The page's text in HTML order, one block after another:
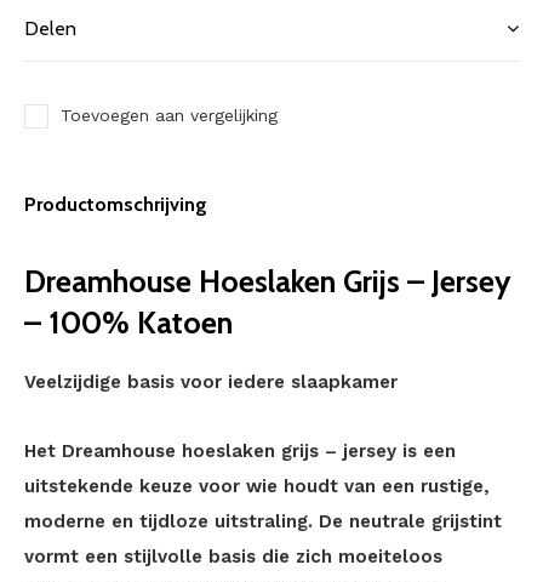
Delen
Toevoegen aan vergelijking
Productomschrijving
Dreamhouse Hoeslaken Grijs – Jersey
– 100% Katoen
Veelzijdige basis voor iedere slaapkamer
Het Dreamhouse hoeslaken grijs – jersey is een
uitstekende keuze voor wie houdt van een rustige,
moderne en tijdloze uitstraling. De neutrale grijstint
vormt een stijlvolle basis die zich moeiteloos